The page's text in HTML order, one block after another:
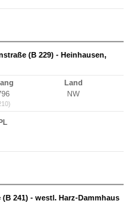
(B 229) - Heinhausen,
Land
NW
241) - westl. Harz-Dammhaus